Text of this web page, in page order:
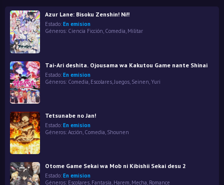
Azur Lane: Bisoku Zenshin! Ni!!
Estado: En emision
Géneros: Ciencia Ficción, Comedia, Militar
Tai-Ari deshita. Ojousama wa Kakutou Game nante Shinai
Estado: En emision
Géneros: Comedia Escolares Juegos Seinen Yuri
Tetsunabe no Jan!
Estado: En emision
Géneros: Acción, Comedia, Shounen
Otome Game Sekai wa Mob ni Kibishii Sekai desu 2
Estado: En emision
Géneros: Escolares, Fantasía, Harem, Mecha, Romance